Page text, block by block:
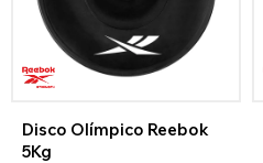
Disco Olímpico Reebok
5Kg